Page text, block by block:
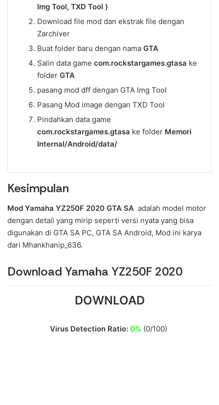
Img Tool, TXD Tool )
Download file mod dan ekstrak file dengan
Zarchiver
Buat folder baru dengan nama GTA
Salin data game com.rockstargames.gtasa ke
folder GTA
pasang mod dff dengan GTA Img Tool
Pasang Mod image dengan TXD Tool
Pindahkan data game
com.rockstargames.gtasa ke folder Memori
Internal/Android/data/
Kesimpulan
Mod Yamaha YZ250F 2020 GTA SA adalah model motor
dengan detail yang mirip seperti versi nyata yang bisa
digunakan di GTA SA PC, GTA SA Android, Mod ini karya
dari Mhankhanip_636.
Download Yamaha YZ250F 2020
DOWNLOAD
Virus Detection Ratio: 0% (0/100)